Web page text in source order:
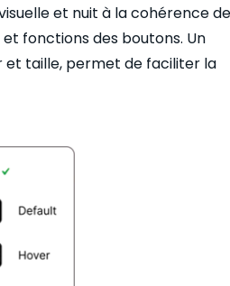
et nuit à la cohérence de
fonctions des boutons. Un
et taille, permet de faciliter la